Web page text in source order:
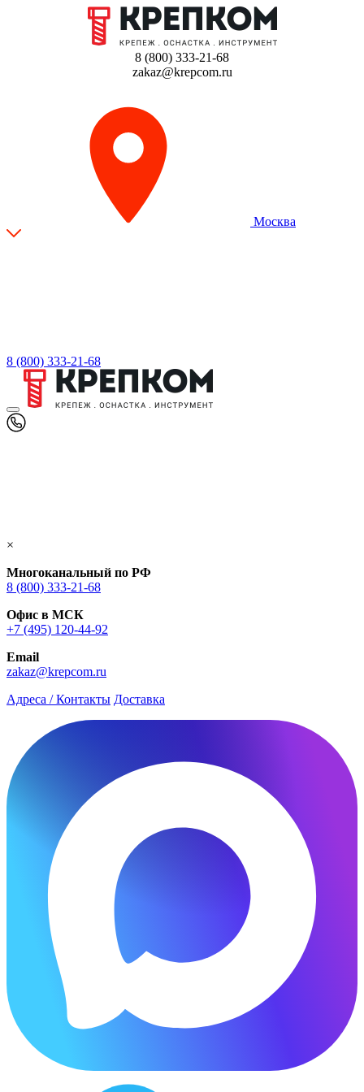
8 (800) 333-21-68
zakaz@krepcom.ru
Москва
8 (800) 333-21-68
×
Многоканальный по РФ
8 (800) 333‑21-68
Офис в МСК
+7 (495) 120-44-92
Email
zakaz@krepcom.ru
Адреса / Контакты Доставка